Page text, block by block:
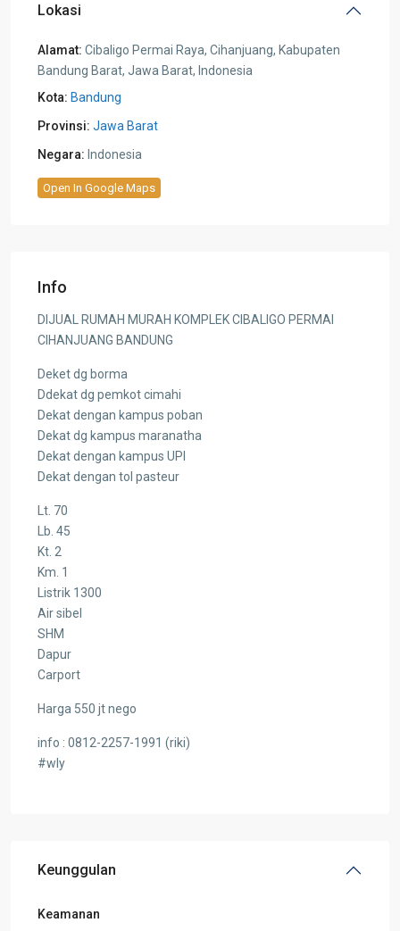
Lokasi
Alamat: Cibaligo Permai Raya, Cihanjuang, Kabupaten
Bandung Barat, Jawa Barat, Indonesia
Kota: Bandung
Provinsi: Jawa Barat
Negara: Indonesia
Open In Google Maps
Info
DIJUAL RUMAH MURAH KOMPLEK CIBALIGO PERMAI
CIHANJUANG BANDUNG
Deket dg borma
Ddekat dg pemkot cimahi
Dekat dengan kampus poban
Dekat dg kampus maranatha
Dekat dengan kampus UPI
Dekat dengan tol pasteur
Lt. 70
Lb. 45
Kt. 2
Km. 1
Listrik 1300
Air sibel
SHM
Dapur
Carport
Harga 550 jt nego
info : 0812-2257-1991 (riki)
#wly
Keunggulan
Keamanan